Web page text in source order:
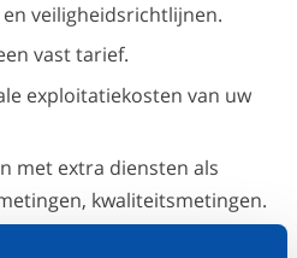
veiligheidsrichtlijnen.
vast tarief.
exploitatiekosten van uw
met extra diensten als
kwaliteitsmetingen.